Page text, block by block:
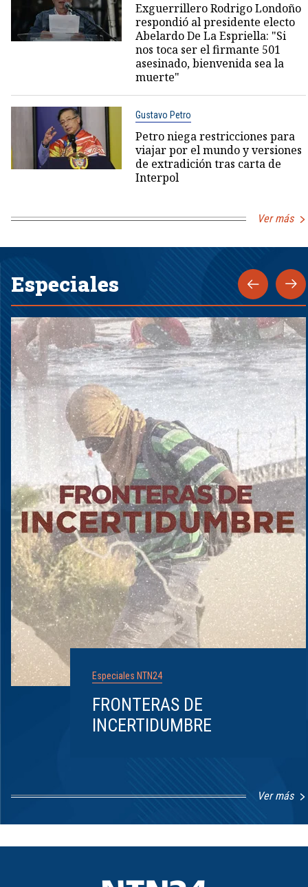
Exguerrillero Rodrigo Londoño
respondió al presidente electo
Abelardo De La Espriella: "Si
nos toca ser el firmante 501
asesinado, bienvenida sea la
muerte"
Gustavo Petro
Petro niega restricciones para
viajar por el mundo y versiones
de extradición tras carta de
Interpol
Ver más
Especiales
Especiales NTN24
FRONTERAS DE
INCERTIDUMBRE
Ver más
1
8